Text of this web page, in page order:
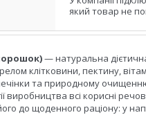
який товар не
— натуральна
клітковини, пектину,
та природному
виробництва всі корисні
до щоденного раціону: у